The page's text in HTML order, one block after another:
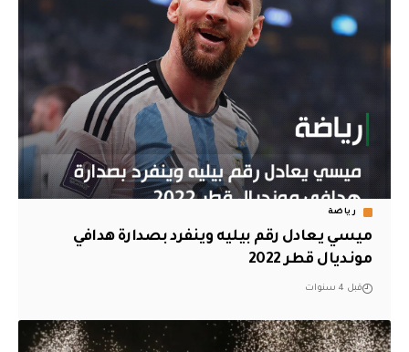
رياضة
ميسي يعادل رقم بيليه وينفرد بصدارة هدافي
مونديال قطر 2022
قبل 4 سنوات